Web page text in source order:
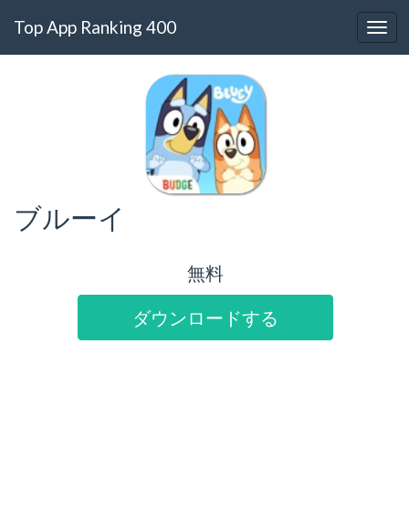
Top App Ranking 400
ブルーイ
無料
ダウンロードする